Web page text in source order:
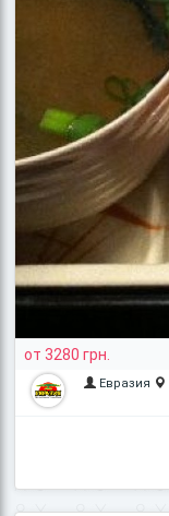
от 3280 грн.
Евразия